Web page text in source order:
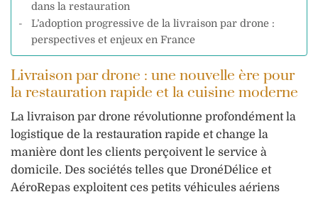
dans la restauration
L’adoption progressive de la livraison par drone :
perspectives et enjeux en France
Livraison par drone : une nouvelle ère pour
la restauration rapide et la cuisine moderne
La livraison par drone révolutionne profondément la
logistique de la restauration rapide et change la
manière dont les clients perçoivent le service à
domicile. Des sociétés telles que DronéDélice et
AéroRepas exploitent ces petits véhicules aériens